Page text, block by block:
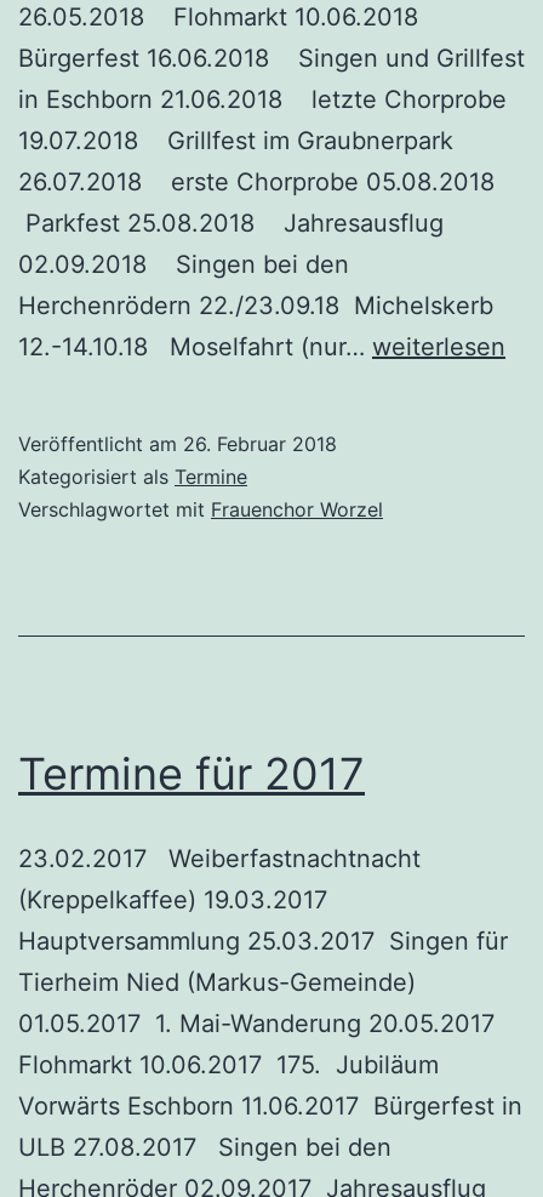
26.05.2018 Flohmarkt 10.06.2018
Bürgerfest 16.06.2018 Singen und Grillfest
in Eschborn 21.06.2018 letzte Chorprobe
19.07.2018 Grillfest im Graubnerpark
26.07.2018 erste Chorprobe 05.08.2018
Parkfest 25.08.2018 Jahresausflug
02.09.2018 Singen bei den
Herchenrödern 22./23.09.18 Michelskerb
12.-14.10.18 Moselfahrt (nur… Termine
weiterlesen
Veröffentlicht am 26. Februar 2018
Kategorisiert als Termine
Verschlagwortet mit Frauenchor Worzel
Termine für 2017
23.02.2017 Weiberfastnachtnacht
(Kreppelkaffee) 19.03.2017
Hauptversammlung 25.03.2017 Singen für
Tierheim Nied (Markus-Gemeinde)
01.05.2017 1. Mai-Wanderung 20.05.2017
Flohmarkt 10.06.2017 175. Jubiläum
Vorwärts Eschborn 11.06.2017 Bürgerfest in
ULB 27.08.2017 Singen bei den
Herchenröder 02.09.2017 Jahresausflug